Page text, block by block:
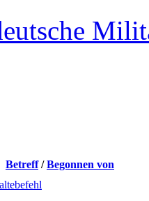
Betreff/Begonnen von